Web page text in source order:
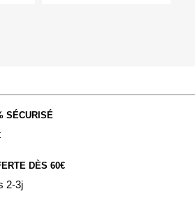
SÉCURISÉ
DÈS 60€
2-3j